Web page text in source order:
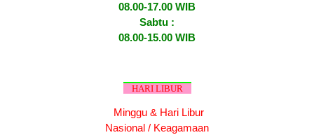
08.00-17.00 WIB
Sabtu :
08.00-15.00 WIB
HARI LIBUR
Minggu & Hari Libur
Nasional / Keagamaan